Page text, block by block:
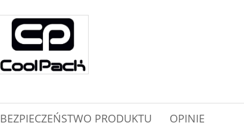
BEZPIECZEŃSTWO PRODUKTU OPINIE